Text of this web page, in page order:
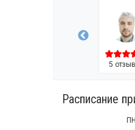
5
Расписание
ПН